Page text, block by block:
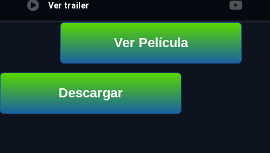
Ver trailer
Ver Película
Descargar